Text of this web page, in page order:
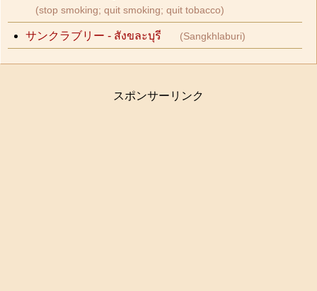
(stop smoking; quit smoking; quit tobacco)
サンクラブリー - สังขละบุรี (Sangkhlaburi)
スポンサーリンク